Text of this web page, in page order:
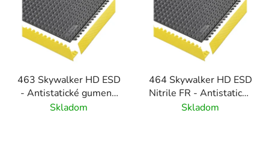
463 Skywalker HD ESD
- Antistatické gumené
dlaždice s bublinovým
Skladom
464 Skywalker HD ESD
Nitrile FR - Antistatické
nitrilové dlaždice so
Skladom